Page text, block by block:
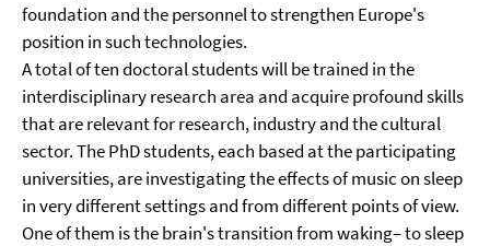
foundation and the personnel to strengthen Europe's
position in such technologies.
A total of ten doctoral students will be trained in the
interdisciplinary research area and acquire profound skills
that are relevant for research, industry and the cultural
sector. The PhD students, each based at the participating
universities, are investigating the effects of music on sleep
in very different settings and from different points of view.
One of them is the brain's transition from waking– to sleep